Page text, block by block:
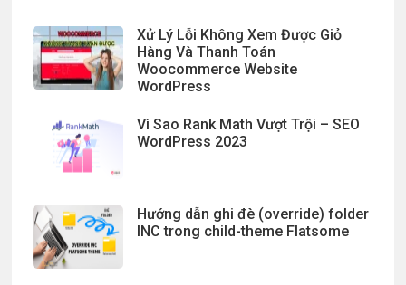
Xử Lý Lỗi Không Xem Được Giỏ
Hàng Và Thanh Toán
Woocommerce Website
WordPress
Vì Sao Rank Math Vượt Trội – SEO
WordPress 2023
Hướng dẫn ghi đè (override) folder
INC trong child-theme Flatsome